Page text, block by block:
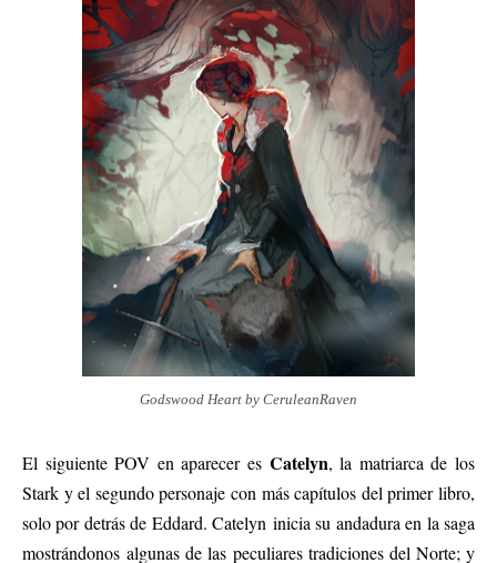
Godswood Heart by CeruleanRaven
El siguiente POV en aparecer es Catelyn, la matriarca de los
Stark y el segundo personaje con más capítulos del primer libro,
solo por detrás de Eddard. Catelyn inicia su andadura en la saga
mostrándonos algunas de las peculiares tradiciones del Norte; y